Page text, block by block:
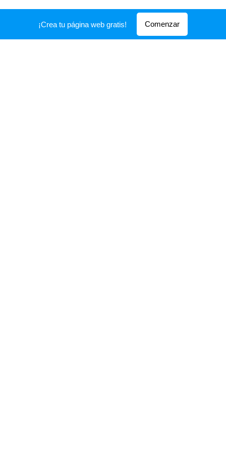
¡Crea tu página web gratis! Comenzar